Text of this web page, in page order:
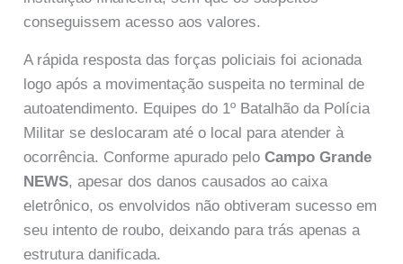
conseguissem acesso aos valores.
A rápida resposta das forças policiais foi acionada
logo após a movimentação suspeita no terminal de
autoatendimento. Equipes do 1º Batalhão da Polícia
Militar se deslocaram até o local para atender à
ocorrência. Conforme apurado peloCampo Grande
NEWS, apesar dos danos causados ao caixa
eletrônico, os envolvidos não obtiveram sucesso em
seu intento de roubo, deixando para trás apenas a
estrutura danificada.